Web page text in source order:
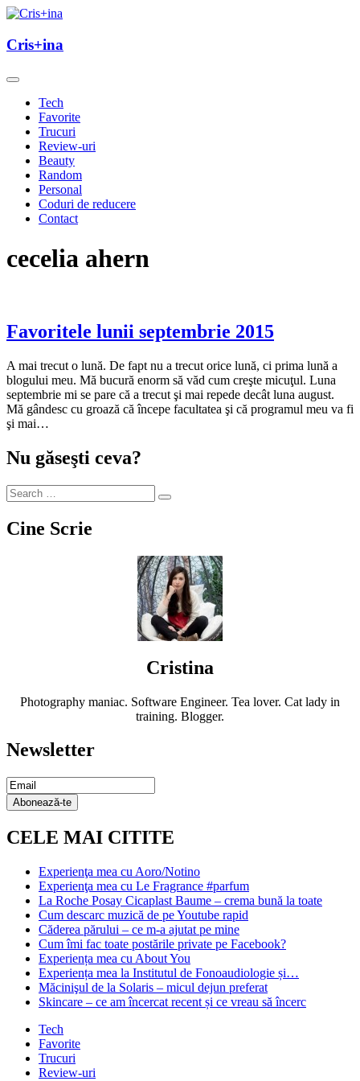
Skip
content
Cris+ina
Cris+ina
Tech
Favorite
Trucuri
Review-uri
Beauty
Random
Personal
Coduri de reducere
Contact
cecelia ahern
Favoritele lunii septembrie 2015
A mai trecut o lună. De fapt nu a trecut orice lună, ci prima lună a
blogului meu. Mă bucură enorm să văd cum creşte micuţul. Luna
septembrie mi se pare că a trecut şi mai repede decât luna august.
Mă gândesc cu groază că începe facultatea şi că programul meu va fi
şi mai…
Nu găseşti ceva?
Cine Scrie
Cristina
Photography maniac. Software Engineer. Tea lover. Cat lady in
training. Blogger.
Newsletter
Email
Subscription
Abonează-te
CELE MAI CITITE
Experienţa mea cu Aoro/Notino
Experienţa mea cu Le Fragrance #parfum
La Roche Posay Cicaplast Baume – crema bună la toate
Cum descarc muzică de pe Youtube rapid
Căderea părului – ce m-a ajutat pe mine
Cum îmi fac toate postările private pe Facebook?
Experiența mea cu About You
Experiența mea la Institutul de Fonoaudiologie și…
Măcinişul de la Solaris – micul dejun preferat
Skincare – ce am încercat recent și ce vreau să încerc
Tech
Favorite
Trucuri
Review-uri